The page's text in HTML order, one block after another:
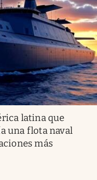
latina que
una flota naval
más